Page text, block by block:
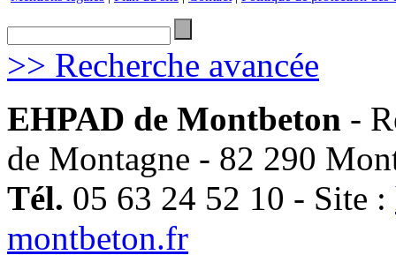
>> Recherche avancée
EHPAD de Montbeton -
de Montagne - 82 290
Tél. 05 63 24 52 10 - Site :
montbeton.fr